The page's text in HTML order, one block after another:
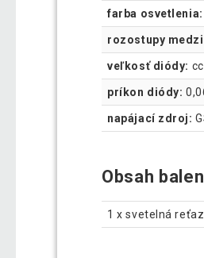
farba osvetlenia:
rozostupy
veľkosť diódy:
príkon diódy:
napájací zdroj:
Obsah
1 x svetelná